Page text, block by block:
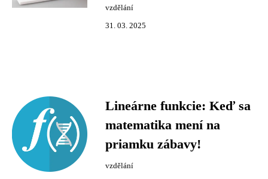
vzdělání
31. 03. 2025
Lineárne funkcie: Keď sa
matematika mení na
priamku zábavy!
vzdělání